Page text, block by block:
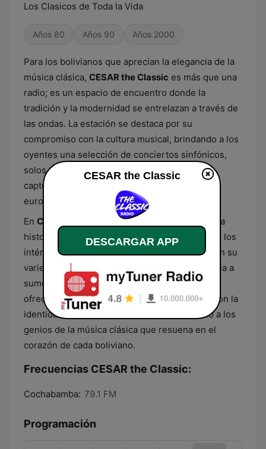
Los Clasicos de Toda la Vida
Años 80 Años 90 Años 2000
Para los bolivianos que aprecian la elegancia de la
música clásica, CESAR the Classic es más que una
radio; es un espacio de encuentro donde la
tradición y la modernidad se entrelazan a través de
las ondas. La estación se destaca por su
compromiso con la cultura musical, brindando a los
oyentes una selección de conciertos sinfónicos,
solos de piano y ensambles de cámara que
capturan la esencia de la música con raíces
europeas y latinoamericanas.
En CESAR the Classic
, cada melodía cuenta una
historia, cada acorde lleva consigo la pasión de los
intérpretes. Los programas no solo deleitan con su
variedad, sino que también invitan a la audiencia a
sumergirse en la profundidad de las obras,
ofreciendo un contexto cultural que resuena con la
identidad boliviana. Es un homenaje continuo a los
genios de la música clásica que resuena en el
corazón de cada boliviano.
Frecuencias CESAR the Classic:
Cochabamba: 79.1 FM
Programación
CESAR the Classic
DESCARGAR APP